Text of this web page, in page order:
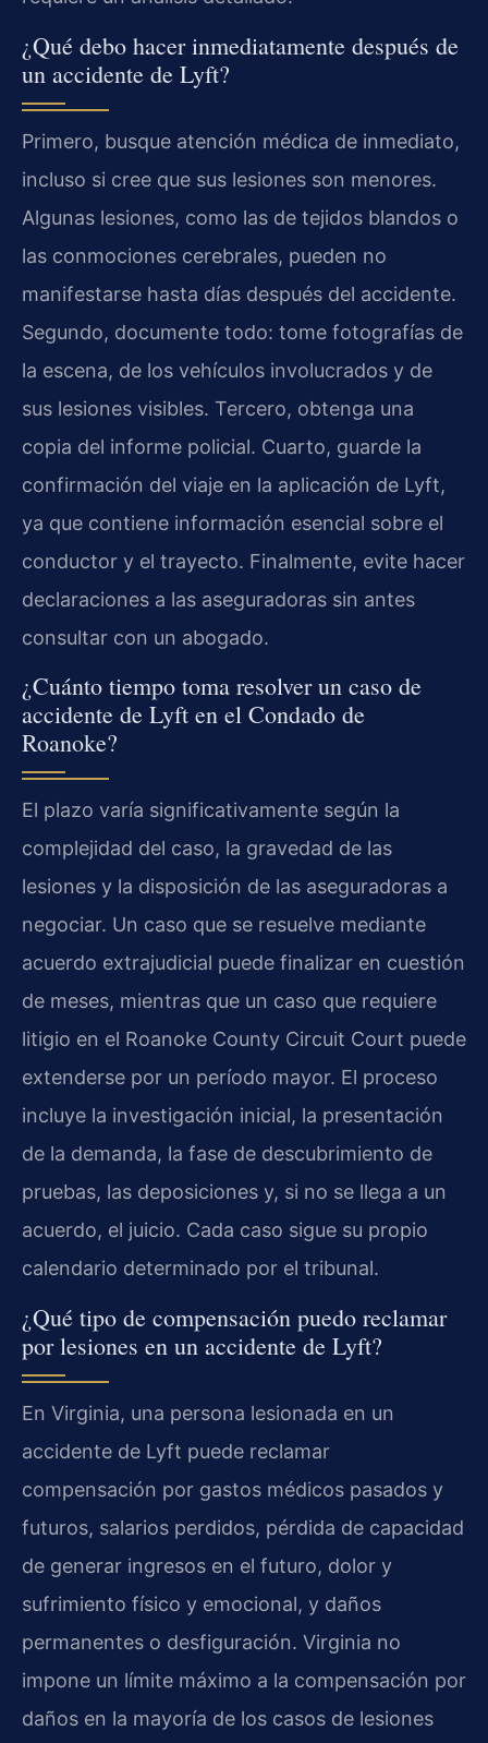
¿Qué debo hacer inmediatamente después de
un accidente de Lyft?
Primero, busque atención médica de inmediato,
incluso si cree que sus lesiones son menores.
Algunas lesiones, como las de tejidos blandos o
las conmociones cerebrales, pueden no
manifestarse hasta días después del accidente.
Segundo, documente todo: tome fotografías de
la escena, de los vehículos involucrados y de
sus lesiones visibles. Tercero, obtenga una
copia del informe policial. Cuarto, guarde la
confirmación del viaje en la aplicación de Lyft,
ya que contiene información esencial sobre el
conductor y el trayecto. Finalmente, evite hacer
declaraciones a las aseguradoras sin antes
consultar con un abogado.
¿Cuánto tiempo toma resolver un caso de
accidente de Lyft en el Condado de
Roanoke?
El plazo varía significativamente según la
complejidad del caso, la gravedad de las
lesiones y la disposición de las aseguradoras a
negociar. Un caso que se resuelve mediante
acuerdo extrajudicial puede finalizar en cuestión
de meses, mientras que un caso que requiere
litigio en el Roanoke County Circuit Court puede
extenderse por un período mayor. El proceso
incluye la investigación inicial, la presentación
de la demanda, la fase de descubrimiento de
pruebas, las deposiciones y, si no se llega a un
acuerdo, el juicio. Cada caso sigue su propio
calendario determinado por el tribunal.
¿Qué tipo de compensación puedo reclamar
por lesiones en un accidente de Lyft?
En Virginia, una persona lesionada en un
accidente de Lyft puede reclamar
compensación por gastos médicos pasados y
futuros, salarios perdidos, pérdida de capacidad
de generar ingresos en el futuro, dolor y
sufrimiento físico y emocional, y daños
permanentes o desfiguración. Virginia no
impone un límite máximo a la compensación por
daños en la mayoría de los casos de lesiones